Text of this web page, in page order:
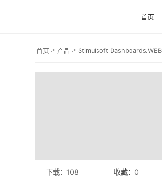
首页
首页 > 产品 > Stimulsoft Dashboards.WEB
下载：108 收藏： 0